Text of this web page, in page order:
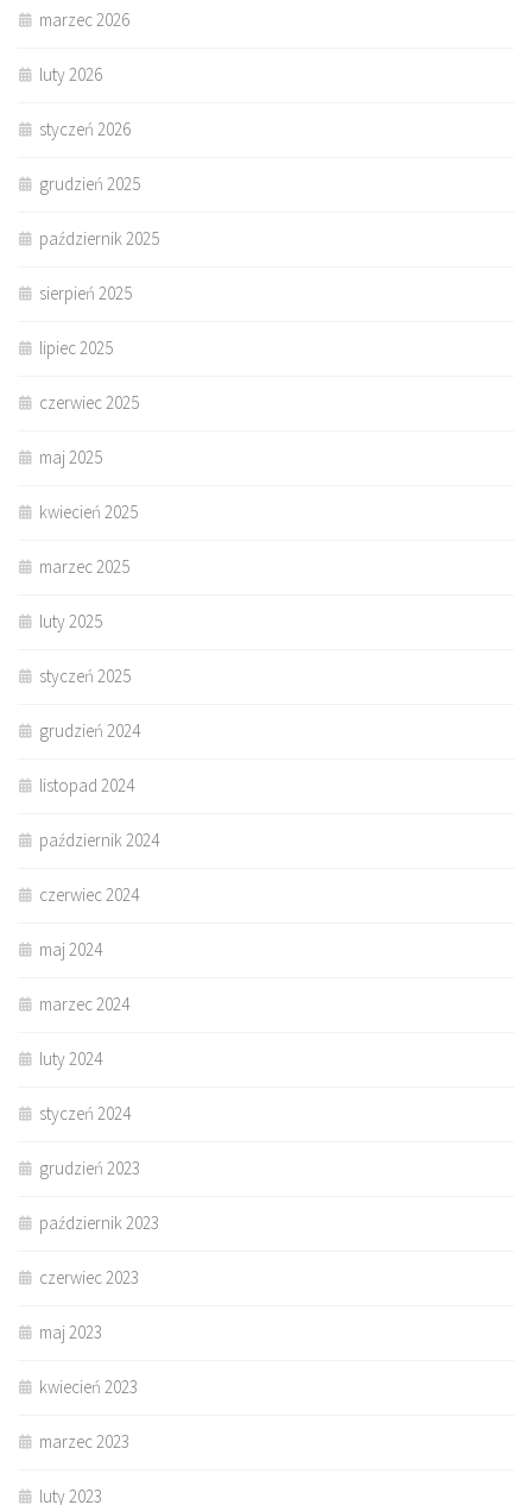
marzec 2026
luty 2026
styczeń 2026
grudzień 2025
październik 2025
sierpień 2025
lipiec 2025
czerwiec 2025
maj 2025
kwiecień 2025
marzec 2025
luty 2025
styczeń 2025
grudzień 2024
listopad 2024
październik 2024
czerwiec 2024
maj 2024
marzec 2024
luty 2024
styczeń 2024
grudzień 2023
październik 2023
czerwiec 2023
maj 2023
kwiecień 2023
marzec 2023
luty 2023